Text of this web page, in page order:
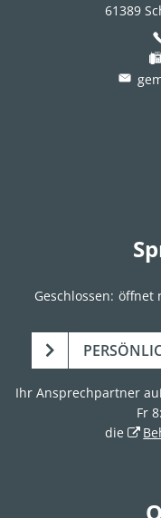
61389
Klicken, um weitere
Geschlossen: öffnet
Ihr Ansprechpartner
Fr
die